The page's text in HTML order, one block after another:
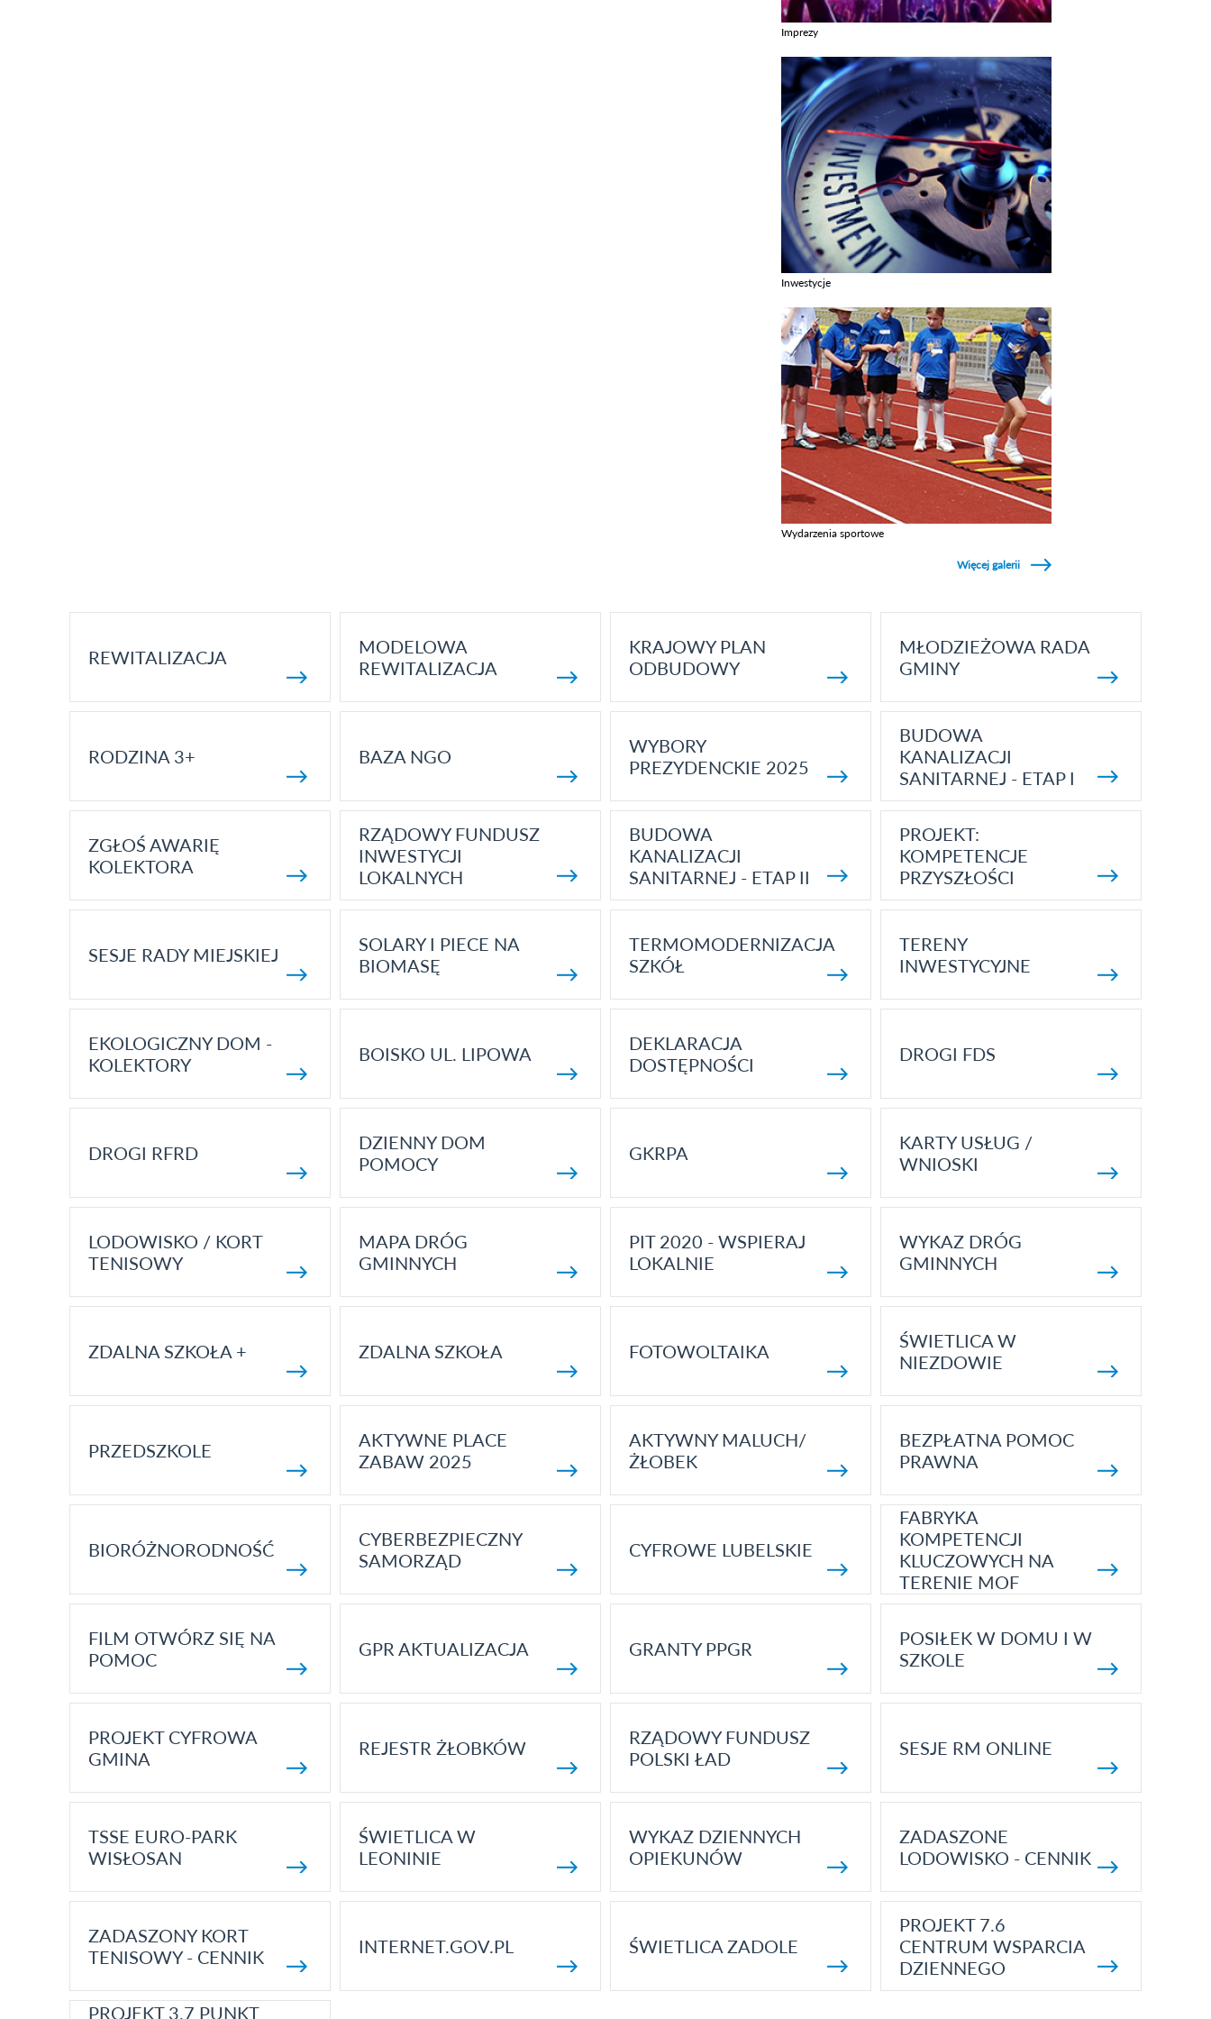
Imprezy
Inwestycje
Wydarzenia sportowe
Więcej galerii
REWITALIZACJA
MODELOWA
REWITALIZACJA
KRAJOWY PLAN
ODBUDOWY
MŁODZIEŻOWA RADA
GMINY
RODZINA 3+ BAZA NGO
WYBORY
PREZYDENCKIE 2025
BUDOWA
KANALIZACJI
SANITARNEJ - ETAP I
ZGŁOŚ AWARIĘ
KOLEKTORA
RZĄDOWY FUNDUSZ
INWESTYCJI
LOKALNYCH
BUDOWA
KANALIZACJI
SANITARNEJ - ETAP II
PROJEKT:
KOMPETENCJE
PRZYSZŁOŚCI
SESJE RADY MIEJSKIEJ
SOLARY I PIECE NA
BIOMASĘ
TERMOMODERNIZACJA
SZKÓŁ
TERENY
INWESTYCYJNE
EKOLOGICZNY DOM -
KOLEKTORY
BOISKO UL. LIPOWA
DEKLARACJA
DOSTĘPNOŚCI
DROGI FDS
DROGI RFRD
DZIENNY DOM
POMOCY
GKRPA
KARTY USŁUG /
WNIOSKI
LODOWISKO / KORT
TENISOWY
MAPA DRÓG
GMINNYCH
PIT 2020 - WSPIERAJ
LOKALNIE
WYKAZ DRÓG
GMINNYCH
ZDALNA SZKOŁA + ZDALNA SZKOŁA FOTOWOLTAIKA
ŚWIETLICA W
NIEZDOWIE
PRZEDSZKOLE
AKTYWNE PLACE
ZABAW 2025
AKTYWNY MALUCH/
ŻŁOBEK
BEZPŁATNA POMOC
PRAWNA
BIORÓŻNORODNOŚĆ
CYBERBEZPIECZNY
SAMORZĄD
CYFROWE LUBELSKIE
FABRYKA
KOMPETENCJI
KLUCZOWYCH NA
TERENIE MOF
FILM OTWÓRZ SIĘ NA
POMOC
GPR AKTUALIZACJA GRANTY PPGR
POSIŁEK W DOMU I W
SZKOLE
PROJEKT CYFROWA
GMINA
REJESTR ŻŁOBKÓW
RZĄDOWY FUNDUSZ
POLSKI ŁAD
SESJE RM ONLINE
TSSE EURO-PARK
WISŁOSAN
ŚWIETLICA W
LEONINIE
WYKAZ DZIENNYCH
OPIEKUNÓW
ZADASZONE
LODOWISKO - CENNIK
ZADASZONY KORT
TENISOWY - CENNIK
INTERNET.GOV.PL ŚWIETLICA ZADOLE
PROJEKT 7.6
CENTRUM WSPARCIA
DZIENNEGO
PROJEKT 3.7 PUNKT